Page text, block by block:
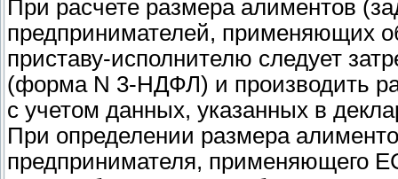
При расчете размера алиментов
предпринимателей, применяющих
приставу-исполнителю следует
(форма N 3-НДФЛ) и производить
с учетом данных, указанных в
При определении размера
предпринимателя, применяющего